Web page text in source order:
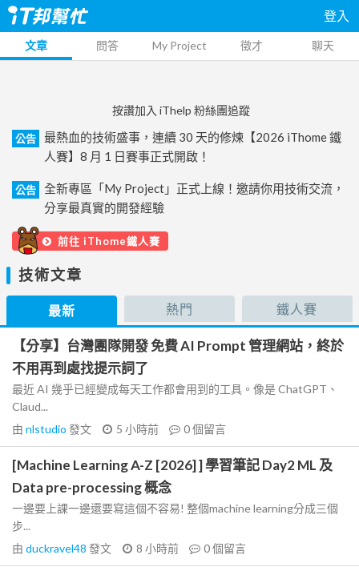
登入
文章 問答 My Project 徵才 聊天
按讚加入 iThelp 粉絲團追蹤
公告
最熱血的技術盛事，連續 30 天的修煉【2026 iThome 鐵
人賽】8 月 1 日賽事正式開啟！
公告
全新專區「My Project」正式上線！邀請你用技術交流，
分享最真實的開發經驗
前往 iThome鐵人賽
技術文章
最新 熱門 鐵人賽
【分享】台灣團隊開發 免費 AI Prompt 管理網站，終於
不用再到處找提示詞了
最近 AI 幾乎已經變成每天工作都會用到的工具。像是 ChatGPT、
Claud...
由 nlstudio 發文 5 小時前 0個留言
[Machine Learning A-Z [2026] ] 學習筆記 Day2 ML 及
Data pre-processing 概念
一邊要上課一邊還要寫這個不容易! 整個machine learning分成三個
步...
由 duckravel48 發文 8 小時前 0個留言